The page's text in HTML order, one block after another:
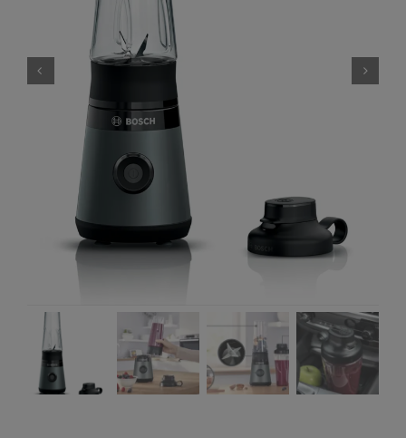
Αφύγρανση
Εικόνα – Ήχος
Ανεμιστήρες
Μικροσυσκευές
Συσκευές Καθαρισμού
Gadgets